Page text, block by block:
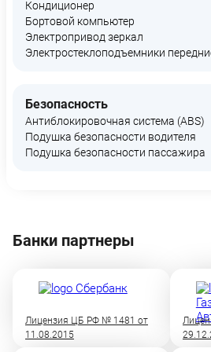
Кондиционер
Бортовой компьютер
Электропривод зеркал
Электростеклоподъемники
Безопасность
Антиблокировочная система (ABS)
Подушка безопасности водителя
Подушка безопасности пассажира
Банки партнеры
Лицензия ЦБ РФ № 1481 от
11.08.2015